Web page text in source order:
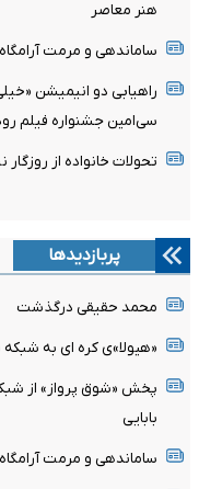
هنر معاصر
ساماندهی و مرمت
راهیابی دو انیمیشن
سی‌امین جشنواره فیلم
تحولات خانواده از
پربازدیدها
محمد حقیقی درگذشت
«هیولا»ی کره ای به
پخش «شوق پرواز» از
بابایی
ساماندهی و مرمت